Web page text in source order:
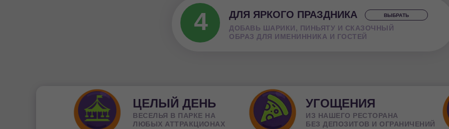
4 ВЫБРАТЬ
ДЛЯ ЯРКОГО ПРАЗДНИКА
ДОБАВЬ ШАРИКИ, ПИНЬЯТУ И СКАЗОЧНЫЙ
ОБРАЗ ДЛЯ ИМЕНИННИКА И ГОСТЕЙ
ЦЕЛЫЙ ДЕНЬ
ВЕСЕЛЬЯ В ПАРКЕ НА
ЛЮБЫХ АТТРАКЦИОНАХ
УГОЩЕНИЯ
ИЗ НАШЕГО РЕСТОРАНА
БЕЗ ДЕПОЗИТОВ И ОГРАНИЧЕНИЙ